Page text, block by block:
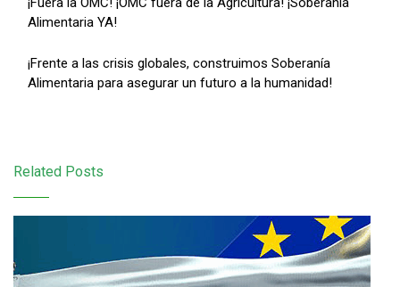
Alimentaria YA!
¡Frente a las crisis globales, construimos Soberanía
Alimentaria para asegurar un futuro a la humanidad!
Related Posts